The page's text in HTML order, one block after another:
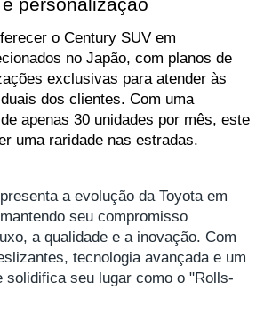
personalização
o Century SUV em
no Japão, com planos de
exclusivas para atender às
dos clientes. Com uma
apenas 30 unidades por mês, este
uma raridade nas estradas.
a evolução da Toyota em
seu compromisso
a qualidade e a inovação. Com
tecnologia avançada e um
solidifica seu lugar como o "Rolls-